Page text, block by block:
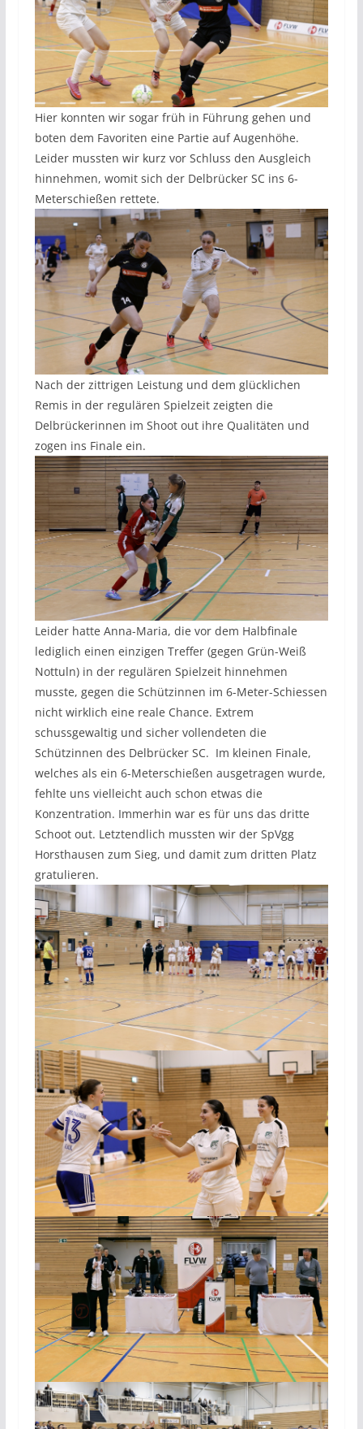
Hier konnten wir sogar früh in Führung gehen und
boten dem Favoriten eine Partie auf Augenhöhe.
Leider mussten wir kurz vor Schluss den Ausgleich
hinnehmen, womit sich der Delbrücker SC ins 6-
Meterschießen rettete.
Nach der zittrigen Leistung und dem glücklichen
Remis in der regulären Spielzeit zeigten die
Delbrückerinnen im Shoot out ihre Qualitäten und
zogen ins Finale ein.
Leider hatte Anna-Maria, die vor dem Halbfinale
lediglich einen einzigen Treffer (gegen Grün-Weiß
Nottuln) in der regulären Spielzeit hinnehmen
musste, gegen die Schützinnen im 6-Meter-Schiessen
nicht wirklich eine reale Chance. Extrem
schussgewaltig und sicher vollendeten die
Schützinnen des Delbrücker SC. Im kleinen Finale,
welches als ein 6-Meterschießen ausgetragen wurde,
fehlte uns vielleicht auch schon etwas die
Konzentration. Immerhin war es für uns das dritte
Schoot out. Letztendlich mussten wir der SpVgg
Horsthausen zum Sieg, und damit zum dritten Platz
gratulieren.